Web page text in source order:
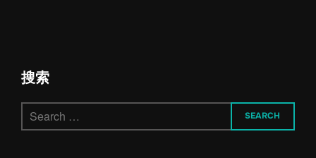
搜索
Search
for:
SEARCH